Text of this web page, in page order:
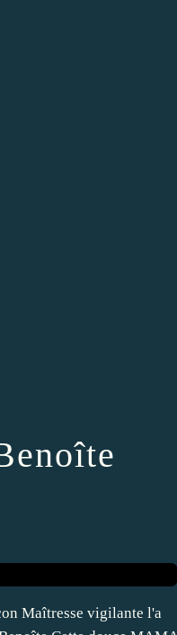
Maîtresse vigilante l'a